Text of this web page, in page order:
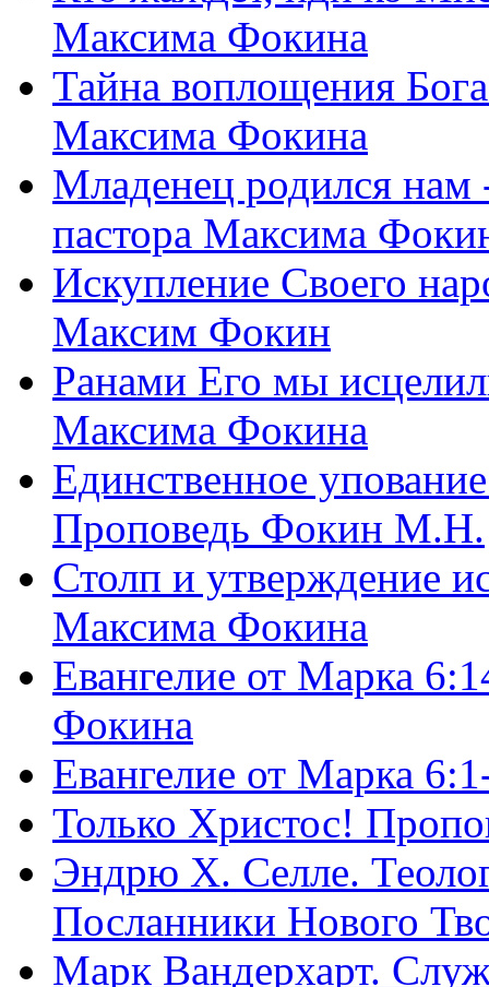
Максима Фокина
Тайна воплощения
Максима Фокина
Младенец родился
пастора Максима
Искупление Своего
Максим Фокин
Ранами Его мы
Максима Фокина
Единственное
Проповедь Фокин М.Н.
Столп и утверждение
Максима Фокина
Евангелие от Марка
Фокина
Евангелие от Марка
Только Христос!
Эндрю Х. Селле.
Посланники Нового
Марк Вандерхарт.